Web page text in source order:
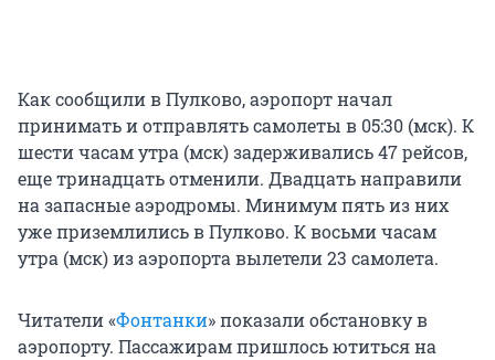
Как сообщили в Пулково, аэропорт начал
принимать и отправлять самолеты в 05:30 (мск). К
шести часам утра (мск) задерживались 47 рейсов,
еще тринадцать отменили. Двадцать направили
на запасные аэродромы. Минимум пять из них
уже приземлились в Пулково. К восьми часам
утра (мск) из аэропорта вылетели 23 самолета.
Читатели «Фонтанки» показали обстановку в
аэропорту. Пассажирам пришлось ютиться на